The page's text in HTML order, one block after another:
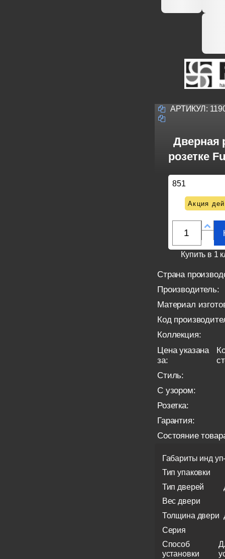
АРТИКУЛ:
Дверная
розетке
851
Акция
Купить в 1
Страна
Производитель:
Материал
Код
Коллекция:
Цена указана
за:
Стиль:
С узором:
Розетка:
Гарантия:
Состояние
Габариты инд
Тип упаковки
Тип дверей
Вес двери
Толщина двери
Серия
Способ
установки